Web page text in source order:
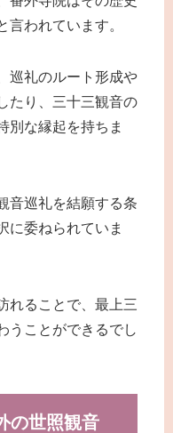
言われています。
巡礼のルート形成や
たり、三十三観音の
別な縁起を持ちま
音巡礼を結願する条
に委ねられていま
れることで、最上三
うことができるでし
の世照観音